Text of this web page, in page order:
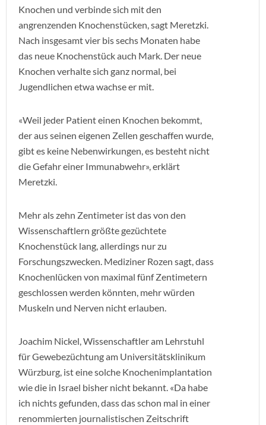
Knochen und verbinde sich mit den
angrenzenden Knochenstücken, sagt Meretzki.
Nach insgesamt vier bis sechs Monaten habe
das neue Knochenstück auch Mark. Der neue
Knochen verhalte sich ganz normal, bei
Jugendlichen etwa wachse er mit.
«Weil jeder Patient einen Knochen bekommt,
der aus seinen eigenen Zellen geschaffen wurde,
gibt es keine Nebenwirkungen, es besteht nicht
die Gefahr einer Immunabwehr», erklärt
Meretzki.
Mehr als zehn Zentimeter ist das von den
Wissenschaftlern größte gezüchtete
Knochenstück lang, allerdings nur zu
Forschungszwecken. Mediziner Rozen sagt, dass
Knochenlücken von maximal fünf Zentimetern
geschlossen werden könnten, mehr würden
Muskeln und Nerven nicht erlauben.
Joachim Nickel, Wissenschaftler am Lehrstuhl
für Gewebezüchtung am Universitätsklinikum
Würzburg, ist eine solche Knochenimplantation
wie die in Israel bisher nicht bekannt. «Da habe
ich nichts gefunden, dass das schon mal in einer
renommierten journalistischen Zeitschrift